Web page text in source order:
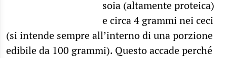
soia (altamente proteica)
e circa 4 grammi nei ceci
(si intende sempre all’interno di una porzione
edibile da 100 grammi). Questo accade perché